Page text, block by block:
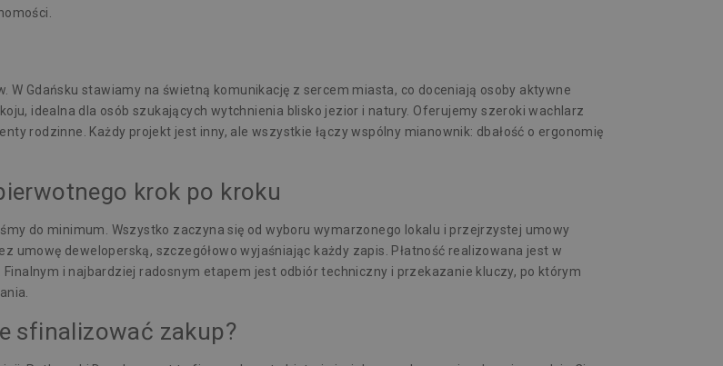
Gdańsku stawiamy na świetną komunikację z sercem miasta, co doceniają osoby aktywne
idealna dla osób szukających wytchnienia blisko jezior i natury. Oferujemy szeroki wachlarz
rodzinne. Każdy projekt jest inny, ale wszystkie łączy wspólny mianownik: dbałość o ergonomię
krok po kroku
do minimum. Wszystko zaczyna się od wyboru wymarzonego lokalu i przejrzystej umowy
umowę deweloperską, szczegółowo wyjaśniając każdy zapis. Płatność realizowana jest w
i najbardziej radosnym etapem jest odbiór techniczny i przekazanie kluczy, po którym
sfinalizować zakup?